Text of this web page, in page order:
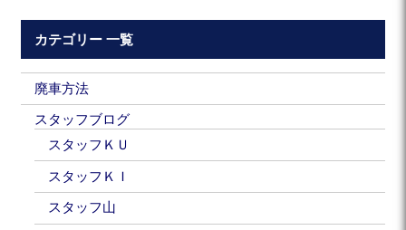
カテゴリー 一覧
廃車方法
スタッフブログ
スタッフＫＵ
スタッフＫＩ
スタッフ山